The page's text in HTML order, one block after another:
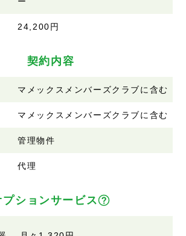
24,200円
契約内容
マメックスメンバーズクラブに含む
マメックスメンバーズクラブに含む
管理物件
代理
プションサービス